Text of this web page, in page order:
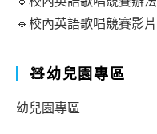
🔹校內英語歌唱競賽影片
🧸幼兒園專區
幼兒園專區